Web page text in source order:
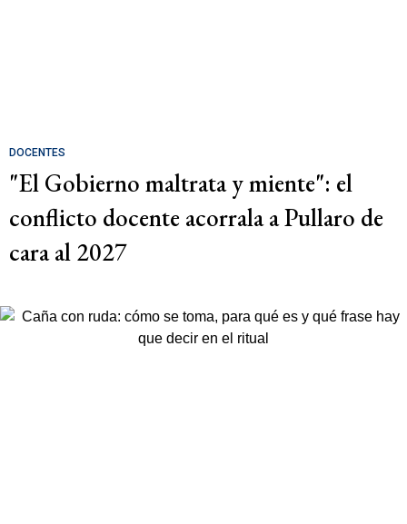
DOCENTES
"El Gobierno maltrata y miente": el
conflicto docente acorrala a Pullaro de
cara al 2027